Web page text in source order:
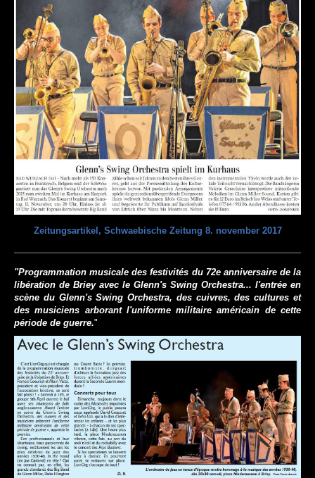
Zeitungsartikel, Schwaebische Zeitung 8. november 2017
"Programmation musicale des festivités du 72e anniversaire de la
libération de Briey avec le Glenn's Swing Orchestra... l'entrée en
scène du Glenn's Swing Orchestra, des cuivres, des cultures et
des musiciens arborant l'uniforme militaire américain de cette
période de guerre."